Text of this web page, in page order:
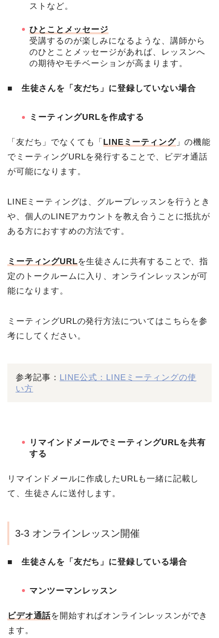
ストなど。
ひとことメッセージ
受講するのが楽しみになるような、講師から
のひとことメッセージがあれば、レッスンへ
の期待やモチベーションが高まります。
■ 生徒さんを「友だち」に登録していない場合
ミーティングURLを作成する
「友だち」でなくても「 LINEミーティング」の機能
でミーティングURLを発行することで、ビデオ通話
が可能になります。
LINEミーティングは、グループレッスンを行うとき
や、個人のLINEアカウントを教え合うことに抵抗が
ある方におすすめの方法です。
ミーティングURLを生徒さんに共有することで、指
定のトークルームに入り、オンラインレッスンが可
能になります。
ミーティングURLの発行方法についてはこちらを参
考にしてください。
参考記事： LINE公式：LINEミーティングの使
い方
リマインドメールでミーティングURLを共有
する
リマインドメールに作成したURLも一緒に記載し
て、生徒さんに送付します。
3-3 オンラインレッスン開催
■ 生徒さんを「友だち」に登録している場合
マンツーマンレッスン
ビデオ通話を開始すればオンラインレッスンができ
ます。